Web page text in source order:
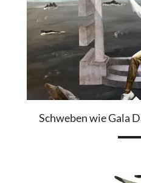
Schweben wie Gala